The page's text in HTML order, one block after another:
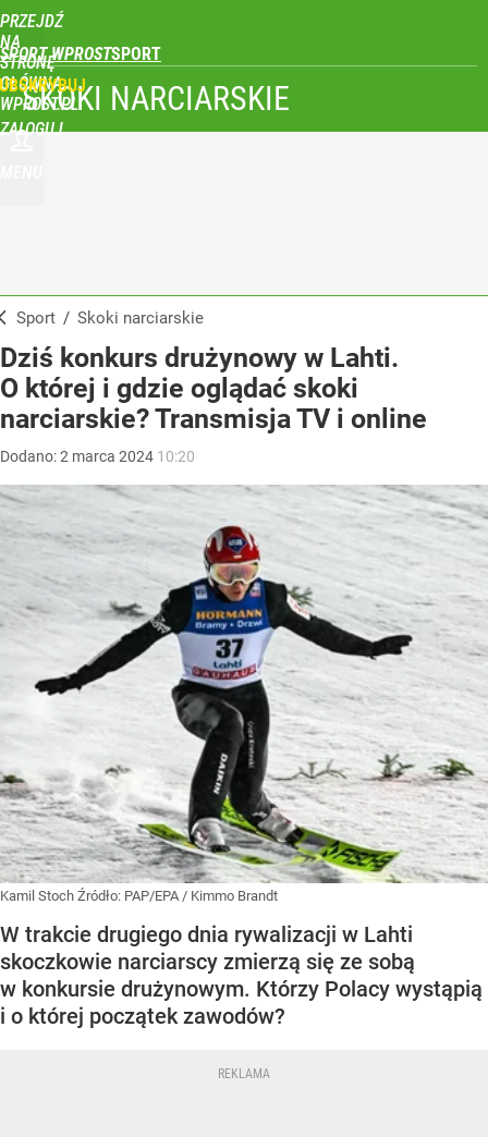
PRZEJDŹ
NA
STRONĘ
GŁÓWNĄ
WPROST.PL
SPORT WPROST
ZALOGUJ
SKOKI NARCIARSKIE
Sport / Skoki narciarskie
Dziś konkurs drużynowy w Lahti.
O której i gdzie oglądać skoki
narciarskie? Transmisja TV i online
Dodano:2 marca 2024 10:20
Kamil Stoch Źródło: PAP/EPA / Kimmo Brandt
W trakcie drugiego dnia rywalizacji w Lahti
skoczkowie narciarscy zmierzą się ze sobą
w konkursie drużynowym. Którzy Polacy wystąpią
i o której początek zawodów?